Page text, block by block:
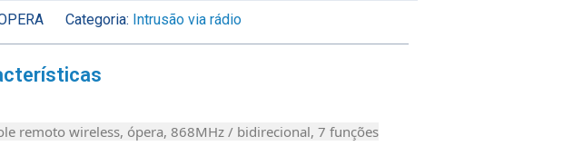
Categoria: Intrusão via rádio
remoto wireless, ópera, 868MHz / bidirecional, 7 funções